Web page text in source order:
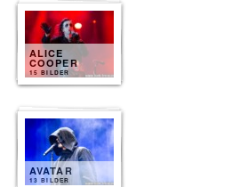
ALICE
COOPER
15 BILDER
AVATAR
13 BILDER